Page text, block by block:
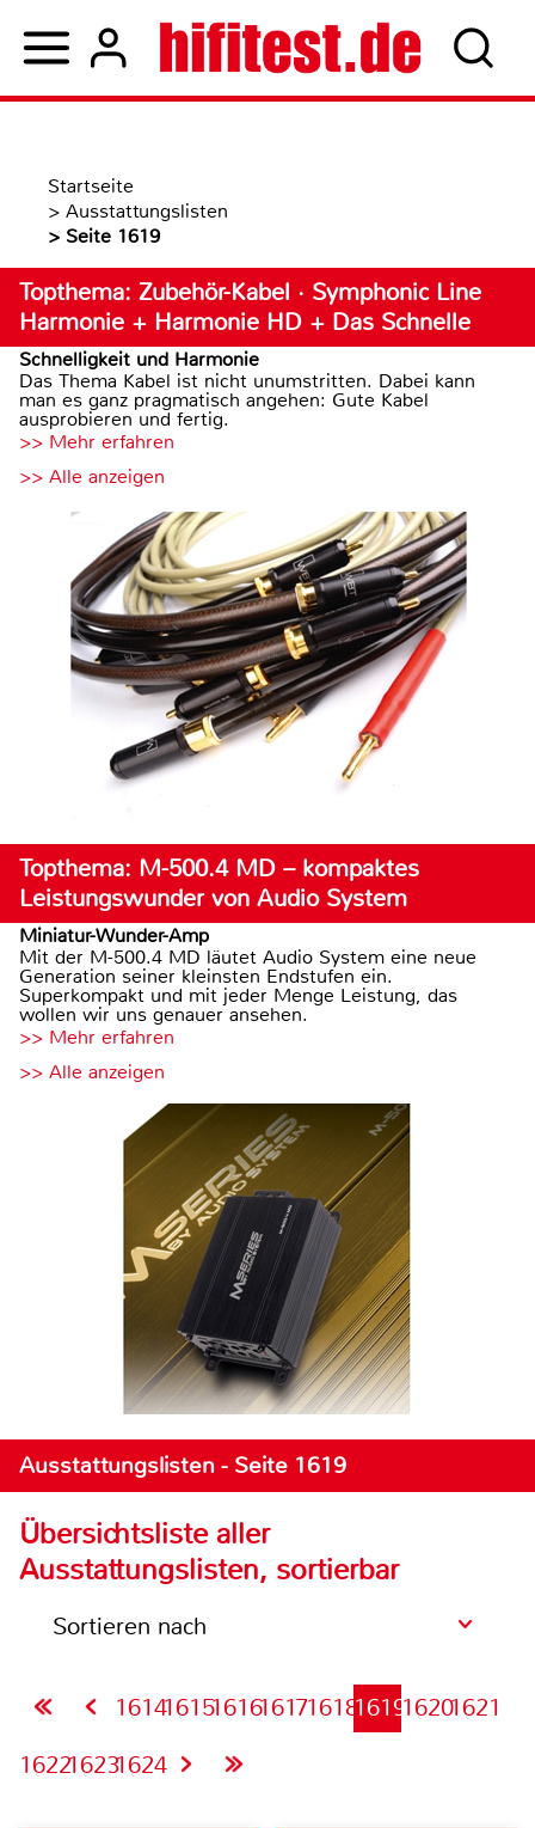
Startseite
> Ausstattungslisten
> Seite 1619
Topthema: Zubehör-Kabel · Symphonic Line
Harmonie + Harmonie HD + Das Schnelle
Schnelligkeit und Harmonie
Das Thema Kabel ist nicht unumstritten. Dabei kann
man es ganz pragmatisch angehen: Gute Kabel
ausprobieren und fertig.
>> Mehr erfahren
>> Alle anzeigen
Topthema: M-500.4 MD – kompaktes
Leistungswunder von Audio System
Miniatur-Wunder-Amp
Mit der M-500.4 MD läutet Audio System eine neue
Generation seiner kleinsten Endstufen ein.
Superkompakt und mit jeder Menge Leistung, das
wollen wir uns genauer ansehen.
>> Mehr erfahren
>> Alle anzeigen
Ausstattungslisten - Seite 1619
Übersichtsliste aller
Ausstattungslisten, sortierbar
Sortieren nach
16141615161616171618161916201621
162216231624